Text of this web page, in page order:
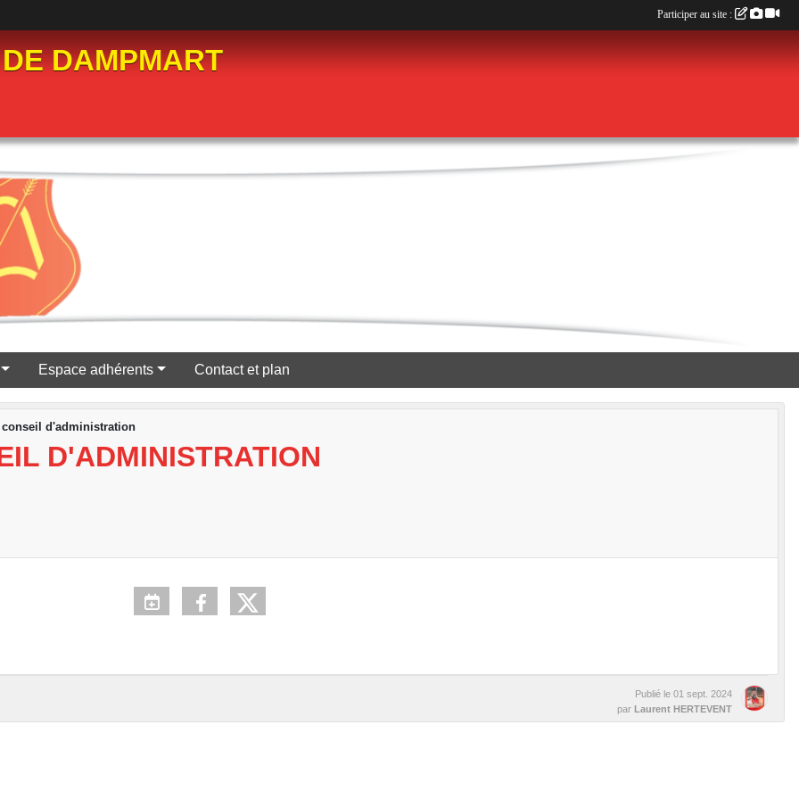
DAMPMART
Espace adhérents Contact et plan
conseil d'administration
D'ADMINISTRATION
Publié le 01 sept. 2024
par
Laurent HERTEVENT
Participer au site :